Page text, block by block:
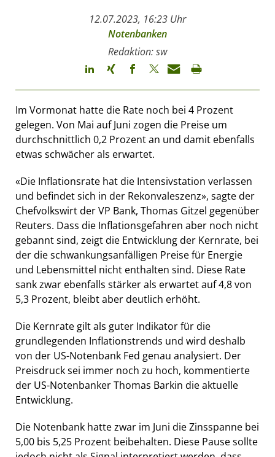
12.07.2023, 16:23 Uhr
Notenbanken
Redaktion: sw
Im Vormonat hatte die Rate noch bei 4 Prozent
gelegen. Von Mai auf Juni zogen die Preise um
durchschnittlich 0,2 Prozent an und damit ebenfalls
etwas schwächer als erwartet.
«Die Inflationsrate hat die Intensivstation verlassen
und befindet sich in der Rekonvaleszenz», sagte der
Chefvolkswirt der VP Bank, Thomas Gitzel gegenüber
Reuters. Dass die Inflationsgefahren aber noch nicht
gebannt sind, zeigt die Entwicklung der Kernrate, bei
der die schwankungsanfälligen Preise für Energie
und Lebensmittel nicht enthalten sind. Diese Rate
sank zwar ebenfalls stärker als erwartet auf 4,8 von
5,3 Prozent, bleibt aber deutlich erhöht.
Die Kernrate gilt als guter Indikator für die
grundlegenden Inflationstrends und wird deshalb
von der US-Notenbank Fed genau analysiert. Der
Preisdruck sei immer noch zu hoch, kommentierte
der US-Notenbanker Thomas Barkin die aktuelle
Entwicklung.
Die Notenbank hatte zwar im Juni die Zinsspanne bei
5,00 bis 5,25 Prozent beibehalten. Diese Pause sollte